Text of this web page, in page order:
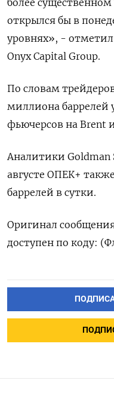
более
открылся бы в
уровнях», -
Onyx Capital Group.
По словам
миллиона баррелей
фьючерсов на Brent
Аналитики Goldman
августе ОПЕК+
баррелей в сутки.
Оригинал
доступен по коду: